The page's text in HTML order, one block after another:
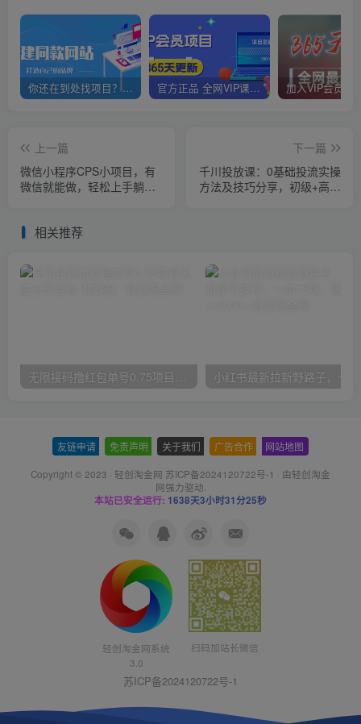
你还在到处找项目？还在当韭菜？我靠网创资源站一个月赚5万+，曾经我也是个失败者。 官方正品 全网VIP课程 无损下载~
上一篇
微信小程序CPS小项目，有
微信就能做，轻松上手躺赚
下一篇
千川投放课：0基础投流实操
方法及技巧分享，初级+高级
相关推荐
无限接码撸红包单号0.75项目无偿分享给你【揭秘】
友链申请 免责声明 关于我们 广告合作 网站地图
Copyright © 2023 · 轻创淘金网 苏ICP备2024120722号-1 · 由轻创淘金
网强力驱动.
本站已安全运行: 1638天3小时31分25秒
轻创淘金网系统
3.0
扫码加站长微信
苏ICP备2024120722号-1